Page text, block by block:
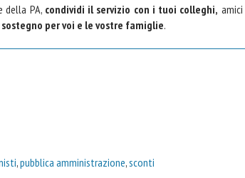
della PA, condividi il servizio con i tuoi colleghi, amici
per voi e le vostre famiglie.
,pubblica amministrazione,sconti